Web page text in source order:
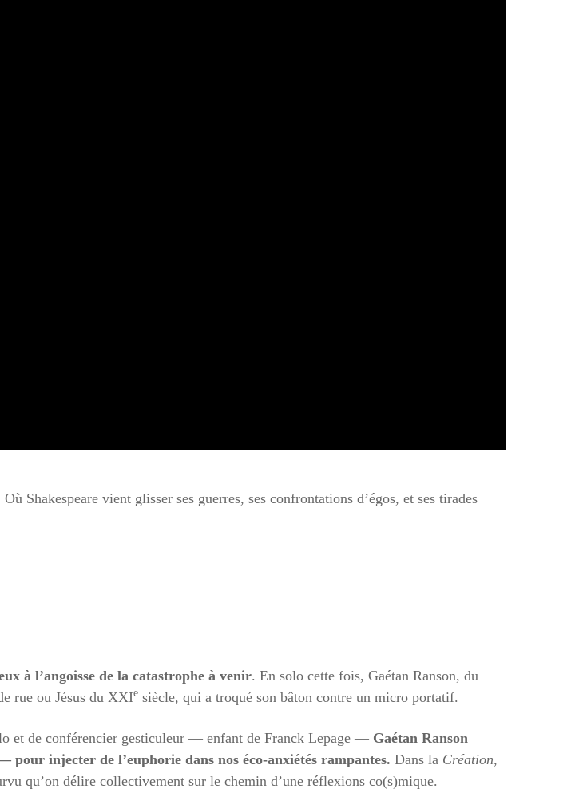
Où Shakespeare vient glisser ses guerres, ses confrontations d’égos, et ses tirades
à l’angoisse de la catastrophe à venir. En solo cette fois, Gaétan Ranson, du
rue ou Jésus du XXIe siècle, qui a troqué son bâton contre un micro portatif.
et de conférencier gesticuleur — enfant de Franck Lepage — Gaétan Ranson
injecter de l’euphorie dans nos éco-anxiétés rampantes. Dans la Création,
qu’on délire collectivement sur le chemin d’une réflexions co(s)mique.